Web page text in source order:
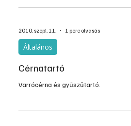
2010. szept. 11. 1 perc olvasás
Általános
Cérnatartó
Varrócérna és gyűszűtartó.